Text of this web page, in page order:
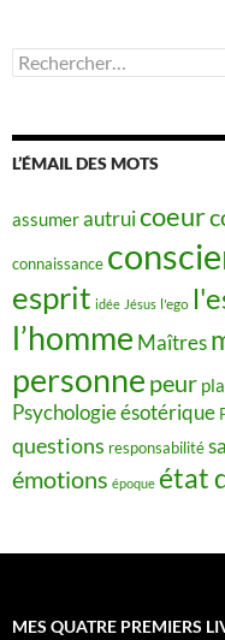
Rechercher :
L’ÉMAIL DES MOTS
assumerautruicoeur
connaissance
esprit idée Jésus l'ego
l’homme Maîtres
personne peur
Psychologie ésotérique
questions responsabilité
émotions époque état
MES QUATRE PREMIERS